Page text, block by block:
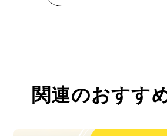
関連のおすす